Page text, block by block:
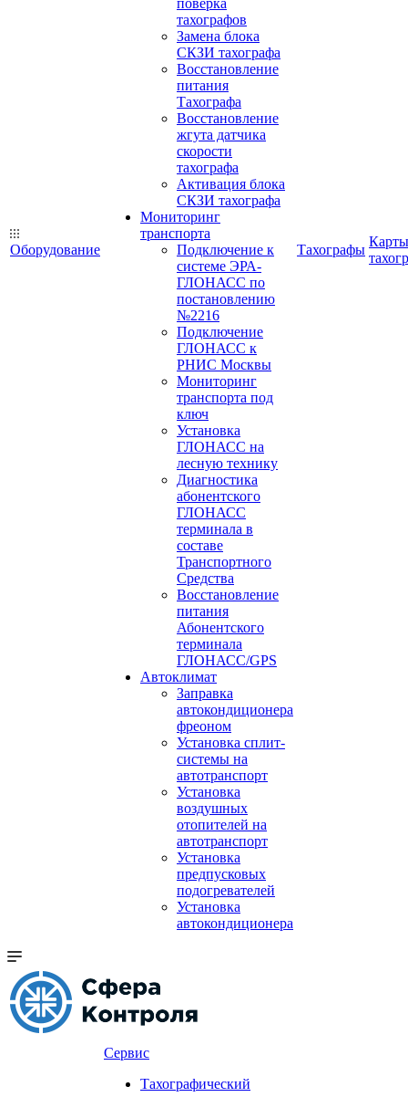
Оборудование
поверка
тахографов
Замена блока
СКЗИ тахографа
Восстановление
питания
Тахографа
Восстановление
жгута датчика
скорости
тахографа
Активация блока
СКЗИ тахографа
Мониторинг
транспорта
Подключение к
системе ЭРА-
ГЛОНАСС по
постановлению
№2216
Подключение
ГЛОНАСС к
РНИС Москвы
Мониторинг
транспорта под
ключ
Установка
ГЛОНАСС на
лесную технику
Диагностика
абонентского
ГЛОНАСС
терминала в
составе
Транспортного
Средства
Восстановление
питания
Абонентского
терминала
ГЛОНАСС/GPS
Автоклимат
Заправка
автокондиционера
фреоном
Установка сплит-
системы на
автотранспорт
Установка
воздушных
отопителей на
автотранспорт
Установка
предпусковых
подогревателей
Установка
автокондиционера
Тахографы
Карты
Сервис
Тахографический